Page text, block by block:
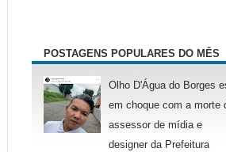
POSTAGENS POPULARES DO MÊS
Olho D'Água do Borges
em choque com a morte
assessor de mídia e
designer da Prefeitura